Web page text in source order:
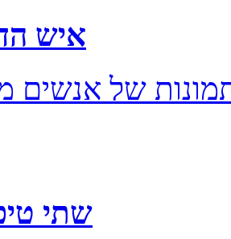
איש
של אנשים
שתי